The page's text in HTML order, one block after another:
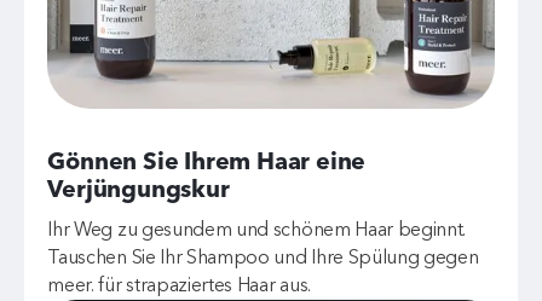
Gönnen Sie Ihrem Haar eine
Verjüngungskur
Ihr Weg zu gesundem und schönem Haar beginnt.
Tauschen Sie Ihr Shampoo und Ihre Spülung gegen
meer. für strapaziertes Haar aus.